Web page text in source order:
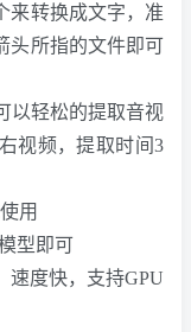
来转换成文字，准
头所指的文件即可
以轻松的提取音视
视频，提取时间3
用
型即可
速度快，支持GPU